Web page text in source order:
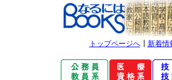
トップページへ┃ 新着情